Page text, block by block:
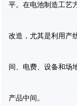
平。在电池制造工艺
改造，尤其是利用产
间、电费、设备和场
产品中间。